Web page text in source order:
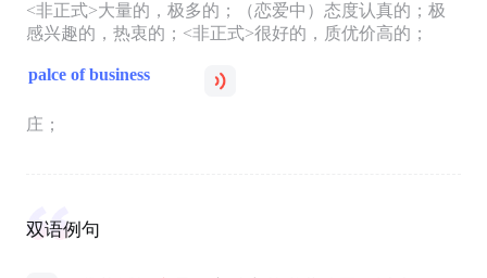
<非正式>大量的，极多的；（恋爱中）态度认真的；极
感兴趣的，热衷的；<非正式>很好的，质优价高的；
palce of business
庄；
双语例句